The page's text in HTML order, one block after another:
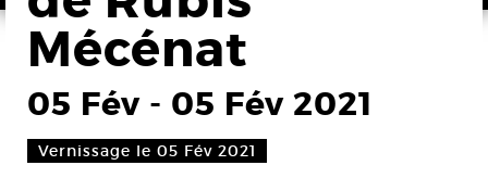
Mécénat
05 Fév - 05 Fév 2021
Vernissage le 05 Fév 2021